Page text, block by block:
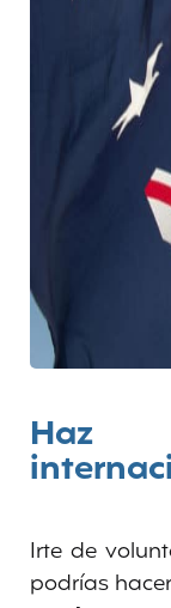
Haz
Irte de
podrías